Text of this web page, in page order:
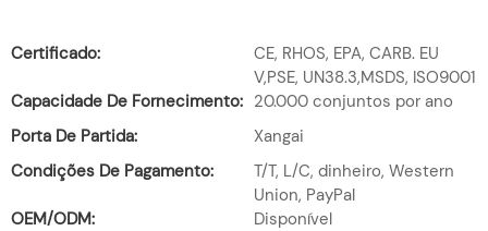
Certificado:
CE, RHOS, EPA, CARB. EU
V,PSE, UN38.3,MSDS, ISO9001
Capacidade De Fornecimento: 20.000 conjuntos por ano
Porta De Partida:
Xangai
Condições De Pagamento:
T/T, L/C, dinheiro, Western
Union, PayPal
OEM/ODM:
Disponível